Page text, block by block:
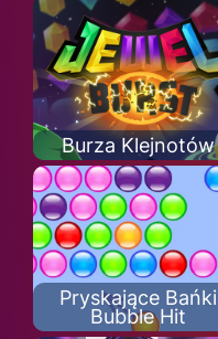
Burza Klejnotów
Pryskające Bańki
Bubble Hit